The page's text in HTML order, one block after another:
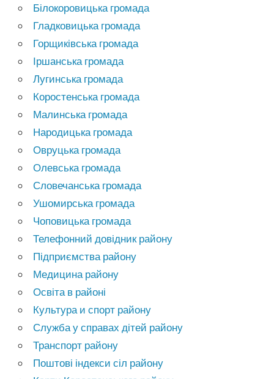
Білокоровицька громада
Гладковицька громада
Горщиківська громада
Іршанська громада
Лугинська громада
Коростенська громада
Малинська громада
Народицька громада
Овруцька громада
Олевська громада
Словечанська громада
Ушомирська громада
Чоповицька громада
Телефонний довідник району
Підприємства району
Медицина району
Освіта в районі
Культура и спорт району
Служба у справах дітей району
Транспорт району
Поштові індекси сіл району